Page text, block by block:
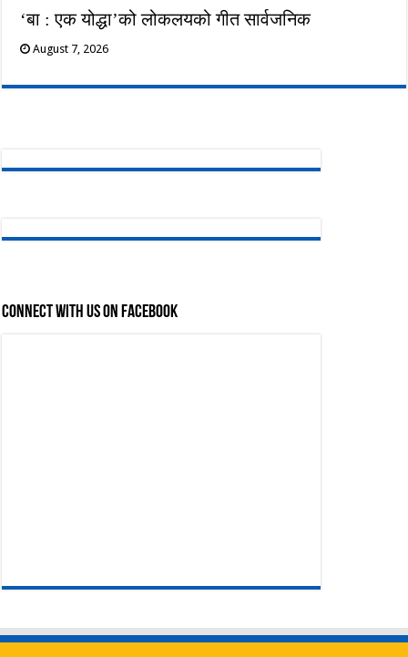
‘बा : एक योद्धा’को लोकलयको गीत सार्वजनिक
August 7, 2026
Connect with us on Facebook